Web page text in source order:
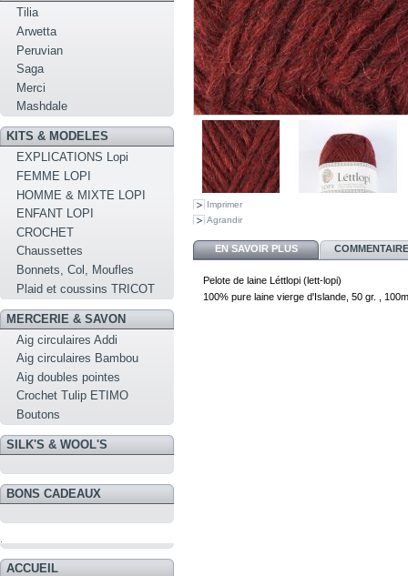
Tilia
Arwetta
Peruvian
Saga
Merci
Mashdale
KITS & MODELES
EXPLICATIONS Lopi
FEMME LOPI
HOMME & MIXTE LOPI
ENFANT LOPI
CROCHET
Chaussettes
Bonnets, Col, Moufles
Plaid et coussins TRICOT
MERCERIE & SAVON
Aig circulaires Addi
Aig circulaires Bambou
Aig doubles pointes
Crochet Tulip ETIMO
Boutons
SILK'S & WOOL'S
BONS CADEAUX
ACCUEIL
Imprimer
Agrandir
EN SAVOIR PLUS
Pelote de laine Léttlopi (lett-lopi)
100% pure laine vierge d'Islande, 50 gr. , 100m